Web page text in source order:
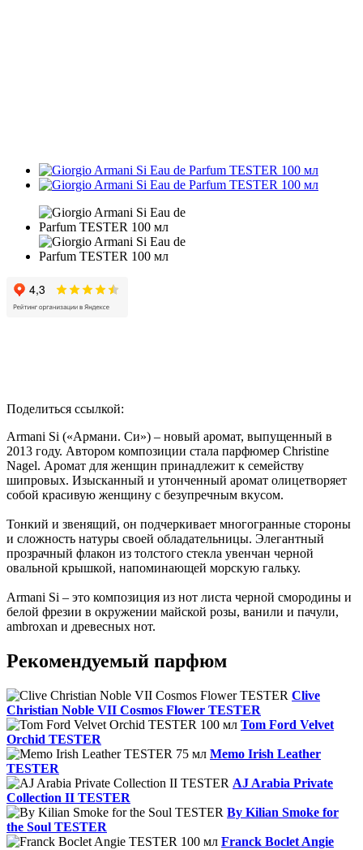
Поделиться ссылкой:
Armani Si («Армани. Си») – новый аромат, выпущенный в
2013 году. Автором композиции стала парфюмер Christine
Nagel. Аромат для женщин принадлежит к семейству
шипровых. Изысканный и утонченный аромат олицетворяет
собой красивую женщину с безупречным вкусом.
Тонкий и звенящий, он подчеркивает многогранные стороны
и сложность натуры своей обладательницы. Элегантный
прозрачный флакон из толстого стекла увенчан черной
овальной крышкой, напоминающей морскую гальку.
Armani Si – это композиция из нот листа черной смородины и
белой фрезии в окружении майской розы, ванили и пачули,
ambroxan и древесных нот.
Рекомендуемый парфюм
Clive
Christian Noble VII Cosmos Flower TESTER
Tom Ford Velvet
Orchid TESTER
Memo Irish Leather
TESTER
AJ Arabia Private
Collection II TESTER
By Kilian Smoke for
the Soul TESTER
Franck Boclet Angie